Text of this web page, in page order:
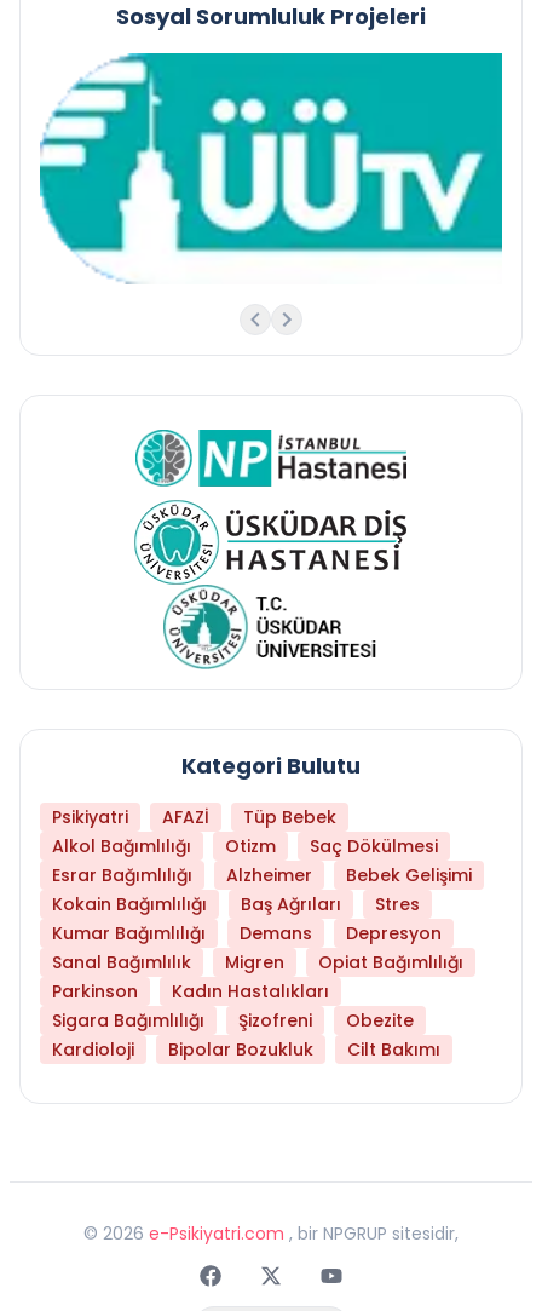
Sosyal Sorumluluk Projeleri
Kategori Bulutu
Psikiyatri AFAZİ
Tüp Bebek
Alkol Bağımlılığı
Otizm
Saç Dökülmesi
Esrar Bağımlılığı
Alzheimer
Bebek Gelişimi
Kokain Bağımlılığı
Baş Ağrıları
Stres
Kumar Bağımlılığı
Demans
Depresyon
Sanal Bağımlılık
Migren
Opiat Bağımlılığı
Parkinson
Kadın Hastalıkları
Sigara Bağımlılığı
Şizofreni
Obezite
Kardioloji
Bipolar Bozukluk Cilt Bakımı
© 2026 e-Psikiyatri.com , bir NPGRUP sitesidir,
FaceebokTwitterYoutube